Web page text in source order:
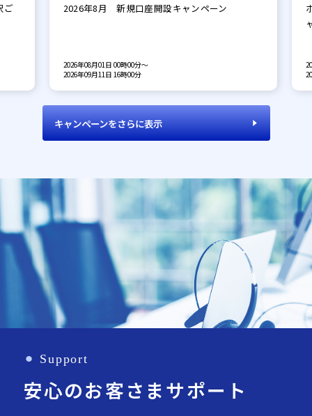
ご 2026年8月 新規口座開設キャンペーン
2026年08月01日 00時00分～
2026年09月11日 16時00分
キャンペーンをさらに表示
⚫︎ Support
安心のお客さまサポート